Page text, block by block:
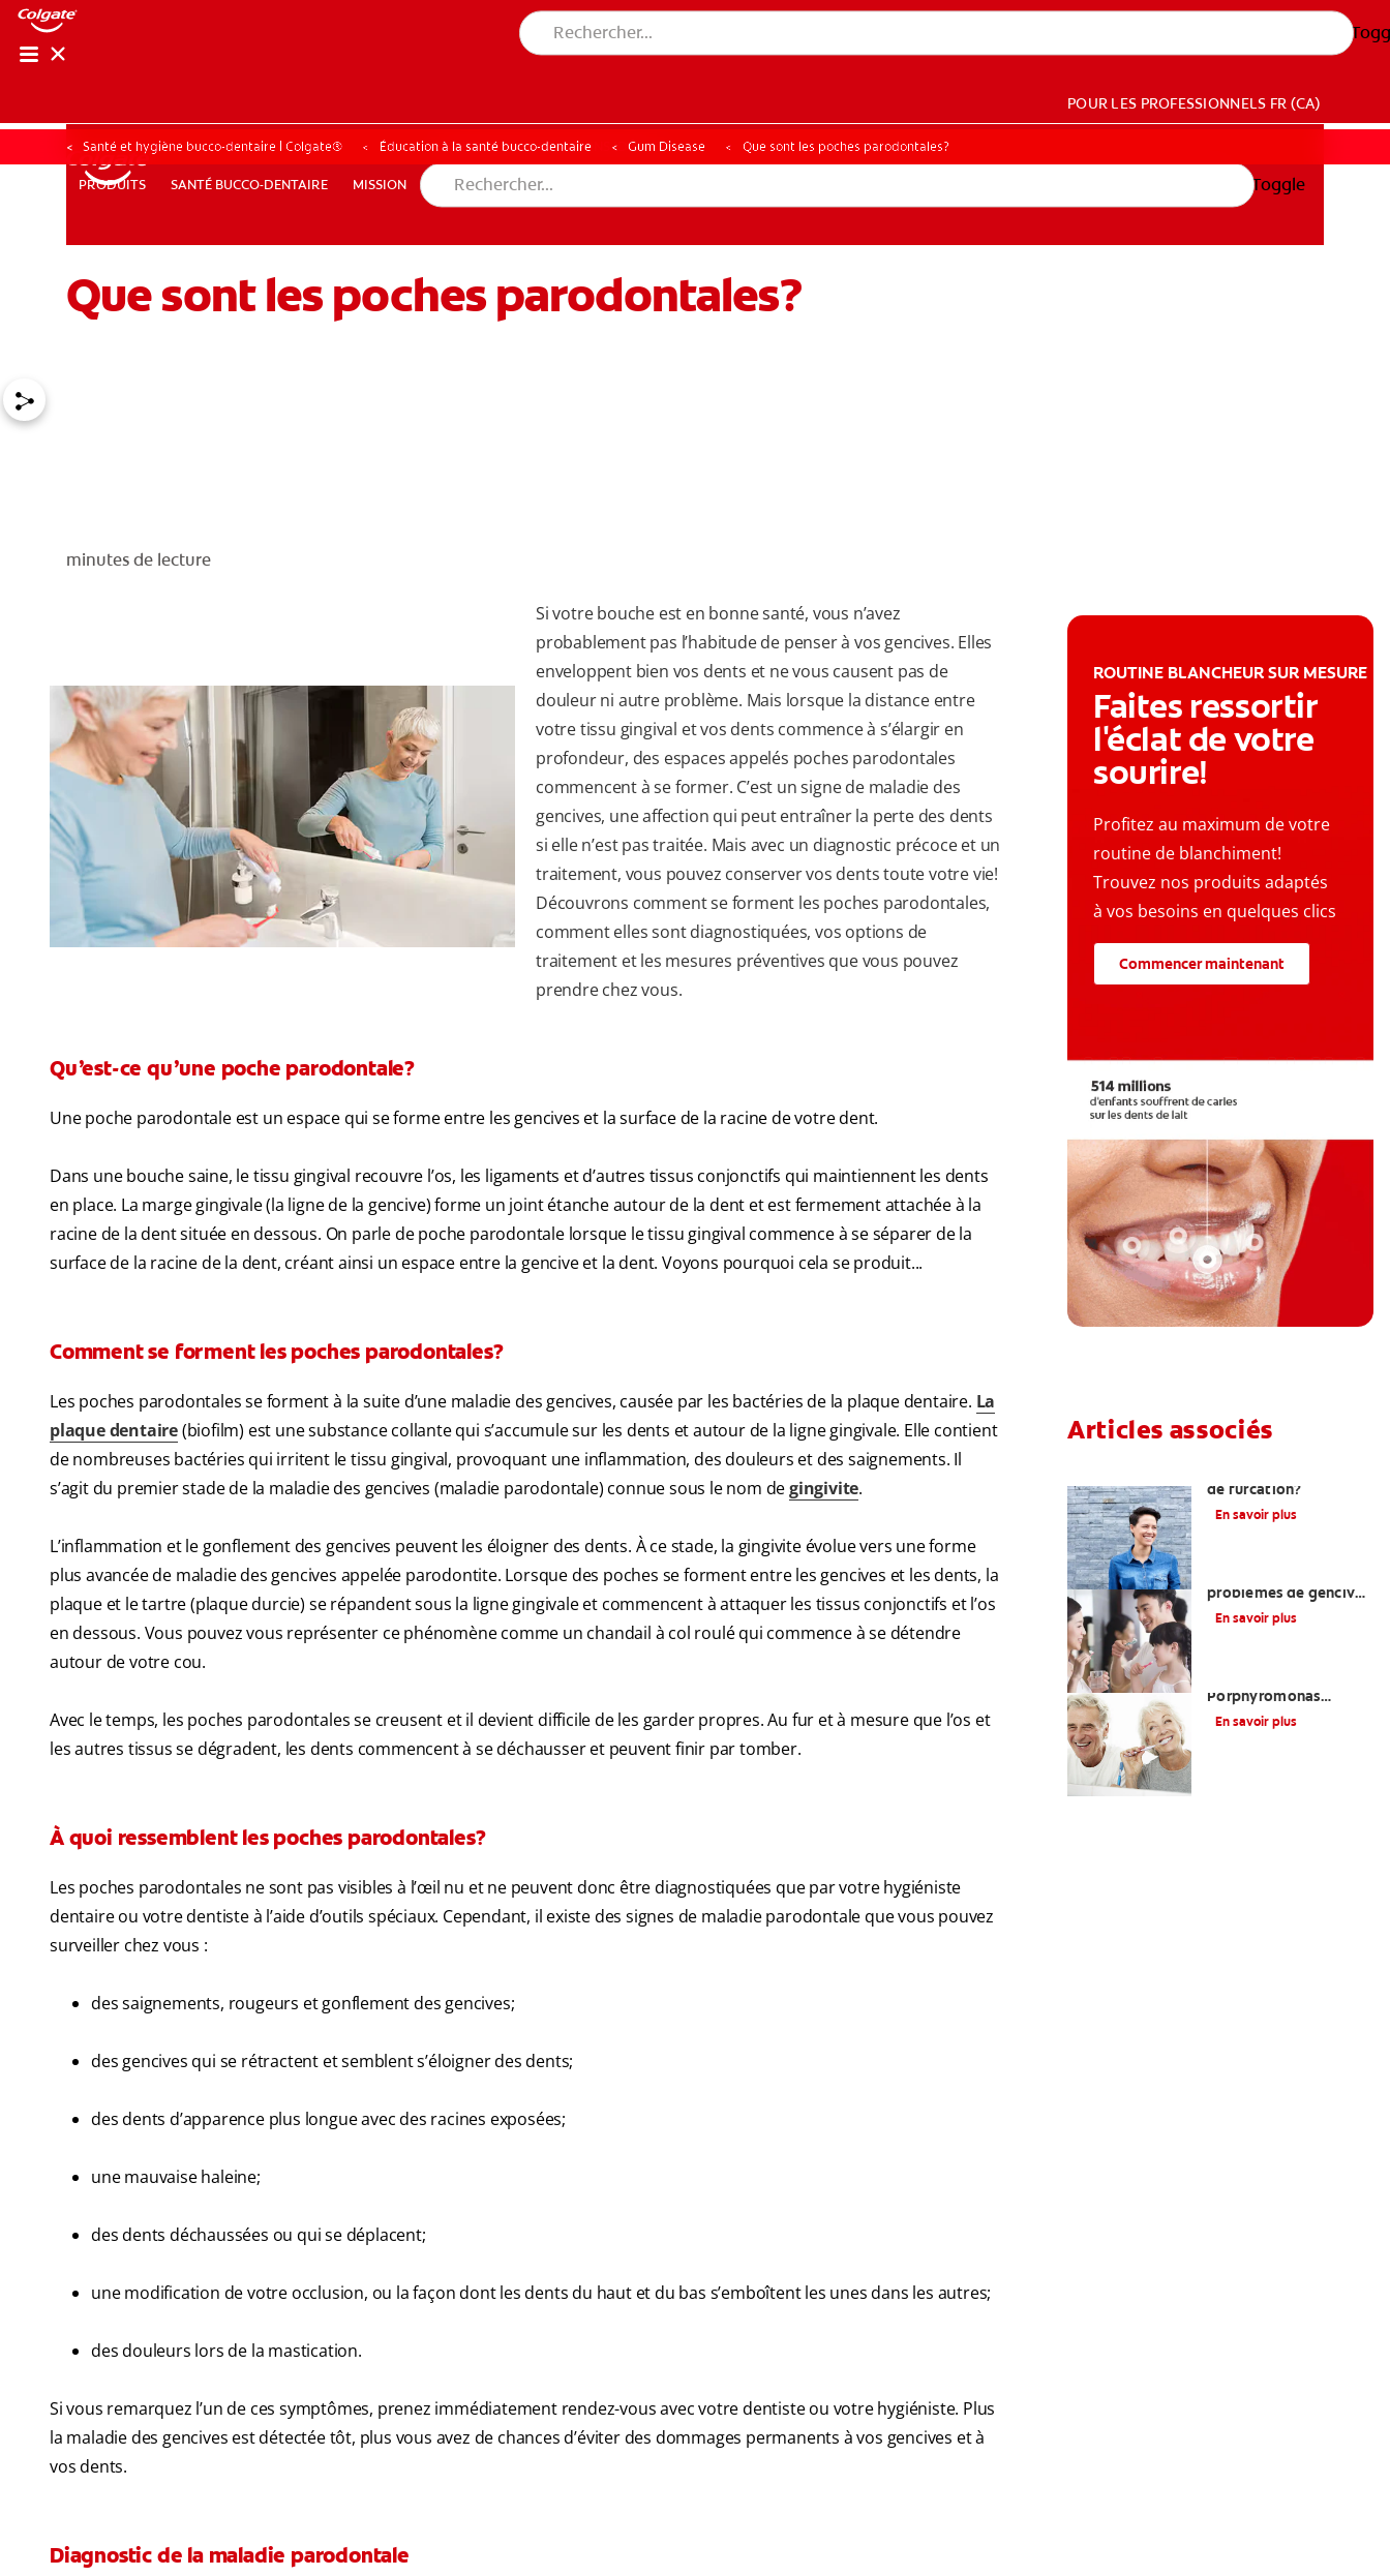
PRODUITS SANTÉ BUCCO-DENTAIRE MISSION
POUR LES PROFESSIONNELS FR (CA)
POUR LES PROFESSIONNELS FR (CA)
PRODUITS SANTÉ BUCCO-DENTAIRE MISSION
RECHERCHE DES SOLUTIONS IDÉALES
Toggle
Santé et hygiène bucco-dentaire | Colgate® Éducation à la santé bucco-dentaire Gum Disease Que sont les poches parodontales?
Que sont les poches parodontales?
minutes de lecture
Si votre bouche est en bonne santé, vous n’avez
probablement pas l’habitude de penser à vos gencives. Elles
enveloppent bien vos dents et ne vous causent pas de
douleur ni autre problème. Mais lorsque la distance entre
votre tissu gingival et vos dents commence à s’élargir en
profondeur, des espaces appelés poches parodontales
commencent à se former. C’est un signe de maladie des
gencives, une affection qui peut entraîner la perte des dents
si elle n’est pas traitée. Mais avec un diagnostic précoce et un
traitement, vous pouvez conserver vos dents toute votre vie!
Découvrons comment se forment les poches parodontales,
comment elles sont diagnostiquées, vos options de
traitement et les mesures préventives que vous pouvez
prendre chez vous.
Qu’est-ce qu’une poche parodontale?
Une poche parodontale est un espace qui se forme entre les gencives et la surface de la racine de votre dent.
Dans une bouche saine, le tissu gingival recouvre l’os, les ligaments et d’autres tissus conjonctifs qui maintiennent les dents
en place. La marge gingivale (la ligne de la gencive) forme un joint étanche autour de la dent et est fermement attachée à la
racine de la dent située en dessous. On parle de poche parodontale lorsque le tissu gingival commence à se séparer de la
surface de la racine de la dent, créant ainsi un espace entre la gencive et la dent. Voyons pourquoi cela se produit...
Comment se forment les poches parodontales?
Les poches parodontales se forment à la suite d’une maladie des gencives, causée par les bactéries de la plaque dentaire. La
plaque dentaire(biofilm) est une substance collante qui s’accumule sur les dents et autour de la ligne gingivale. Elle contient
de nombreuses bactéries qui irritent le tissu gingival, provoquant une inflammation, des douleurs et des saignements. Il
s’agit du premier stade de la maladie des gencives (maladie parodontale) connue sous le nom degingivite.
L’inflammation et le gonflement des gencives peuvent les éloigner des dents. À ce stade, la gingivite évolue vers une forme
plus avancée de maladie des gencives appelée parodontite. Lorsque des poches se forment entre les gencives et les dents, la
plaque et le tartre (plaque durcie) se répandent sous la ligne gingivale et commencent à attaquer les tissus conjonctifs et l’os
en dessous. Vous pouvez vous représenter ce phénomène comme un chandail à col roulé qui commence à se détendre
autour de votre cou.
Avec le temps, les poches parodontales se creusent et il devient difficile de les garder propres. Au fur et à mesure que l’os et
les autres tissus se dégradent, les dents commencent à se déchausser et peuvent finir par tomber.
À quoi ressemblent les poches parodontales?
Les poches parodontales ne sont pas visibles à l’œil nu et ne peuvent donc être diagnostiquées que par votre hygiéniste
dentaire ou votre dentiste à l’aide d’outils spéciaux. Cependant, il existe des signes de maladie parodontale que vous pouvez
surveiller chez vous :
des saignements, rougeurs et gonflement des gencives;
des gencives qui se rétractent et semblent s’éloigner des dents;
des dents d’apparence plus longue avec des racines exposées;
une mauvaise haleine;
des dents déchaussées ou qui se déplacent;
une modification de votre occlusion, ou la façon dont les dents du haut et du bas s’emboîtent les unes dans les autres;
des douleurs lors de la mastication.
Si vous remarquez l’un de ces symptômes, prenez immédiatement rendez-vous avec votre dentiste ou votre hygiéniste. Plus
la maladie des gencives est détectée tôt, plus vous avez de chances d’éviter des dommages permanents à vos gencives et à
vos dents.
Diagnostic de la maladie parodontale
ROUTINE BLANCHEUR SUR MESURE
Faites ressortir
l'éclat de votre
sourire!
Profitez au maximum de votre
routine de blanchiment!
Trouvez nos produits adaptés
à vos besoins en quelques clics
Commencer maintenant
Articles associés
de furcation?
En savoir plus
problèmes de gencives
liés au diabète
En savoir plus
Porphyromonas
Gingivalis et la maladie
des gencives
En savoir plus